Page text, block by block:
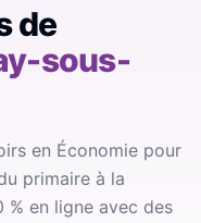
de
sous-
en Économie pour
primaire à la
% en ligne avec des